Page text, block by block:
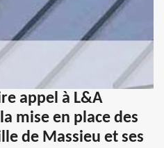
appel à L&A
mise en place des
de Massieu et ses